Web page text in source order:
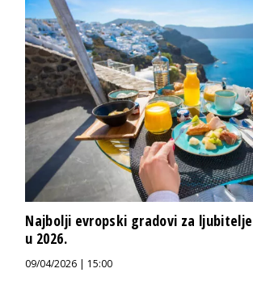
Najbolji evropski gradovi za
u 2026.
09/04/2026 | 15:00